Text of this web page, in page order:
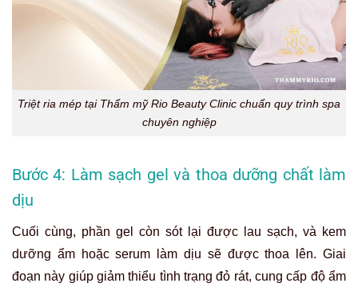
Triệt ria mép tại Thẩm mỹ Rio Beauty Clinic chuẩn quy trình spa
chuyên nghiệp
Bước 4: Làm sạch gel và thoa dưỡng chất làm
dịu
Cuối cùng, phần gel còn sót lại được lau sạch, và kem
dưỡng ẩm hoặc serum làm dịu sẽ được thoa lên. Giai
đoạn này giúp giảm thiểu tình trạng đỏ rát, cung cấp độ ẩm